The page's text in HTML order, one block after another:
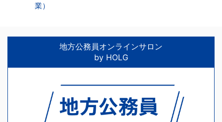
業）
地方公務員オンラインサロン
by HOLG